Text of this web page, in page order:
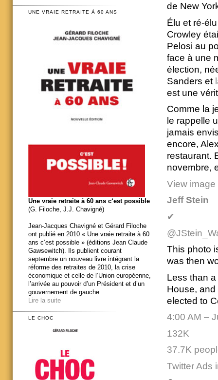
de New
Élu et ré-
Crowley
Pelosi au
face à une
élection,
Sanders et
est une
Comme la
le rappelle
jamais
encore,
restaurant.
novembre,
View image
Jeff Stein
✔
This photo
was then
Less than
House,
elected to
4:00 AM –
132K
37.7K
Twitter Ads
UNE VRAIE RETRAITE À 60 ANS
Une vraie retraite à 60 ans c‘est possible
(G. Filoche, J.J. Chavigné)
Jean-Jacques Chavigné et Gérard Filoche
ont publié en 2010 « Une vraie retraite à 60
ans c’est possible » (éditions Jean Claude
Gawsewitch). Ils publient courant
septembre un nouveau livre intégrant la
réforme des retraites de 2010, la crise
économique et celle de l’Union européenne,
l’arrivée au pouvoir d’un Président et d’un
gouvernement de gauche…
Lire la suite
LE CHOC